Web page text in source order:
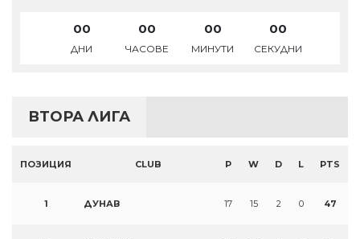
00
ДНИ
00
ЧАСОВЕ
00
МИНУТИ
00
СЕКУДНИ
ВТОРА ЛИГА
ПОЗИЦИЯ CLUB P W D L PTS
1 ДУНАВ 17 15 2 0 47